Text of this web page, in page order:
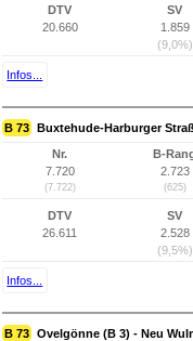
DTV
20.660
SV
1.859
(9,0%)
Infos...
B 73 Buxtehude-Harburger
Nr.
7.720
(7.722)
B-
2.723
(625)
DTV
26.611
SV
2.528
(9,5%)
Infos...
B 73 Ovelgönne (B 3) - Neu